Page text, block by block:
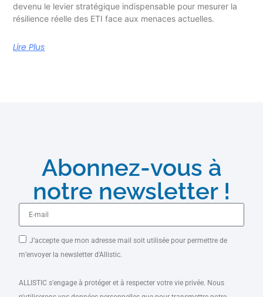
devenu le levier stratégique indispensable pour mesurer la
résilience réelle des ETI face aux menaces actuelles.
Lire Plus
Abonnez-vous à
notre newsletter !
J’accepte que mon adresse mail soit utilisée pour permettre de
m’envoyer la newsletter d'Allistic.
ALLISTIC s'engage à protéger et à respecter votre vie privée. Nous